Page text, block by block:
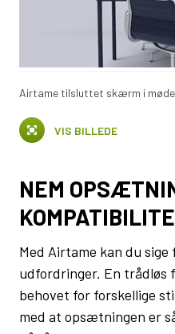
Airtame tilsluttet skærm i
VIS BILLEDE
NEM
Med Airtame kan du
udfordringer. En trådløs
behovet for forskellige
med at opsætningen er